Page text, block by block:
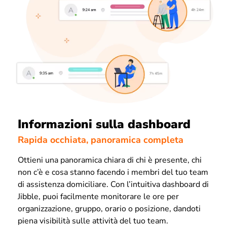
Informazioni sulla dashboard
Rapida occhiata, panoramica completa
Ottieni una panoramica chiara di chi è presente, chi
non c’è e cosa stanno facendo i membri del tuo team
di assistenza domiciliare. Con l’intuitiva dashboard di
Jibble, puoi facilmente monitorare le ore per
organizzazione, gruppo, orario o posizione, dandoti
piena visibilità sulle attività del tuo team.